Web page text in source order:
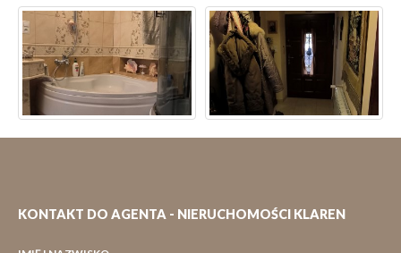
KONTAKT DO AGENTA - NIERUCHOMOŚCI KLAREN